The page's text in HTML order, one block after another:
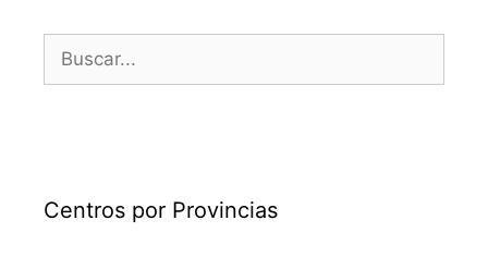
Buscar:
Centros por Provincias